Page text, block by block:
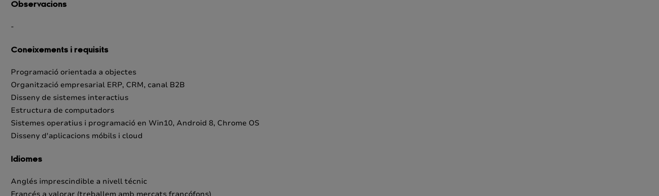
Observacions
-
Coneixements i requisits
Programació orientada a objectes
Organització empresarial ERP, CRM, canal B2B
Disseny de sistemes interactius
Estructura de computadors
Sistemes operatius i programació en Win10, Android 8, Chrome OS
Disseny d'aplicacions móbils i cloud
Idiomes
Anglés imprescindible a nivell técnic